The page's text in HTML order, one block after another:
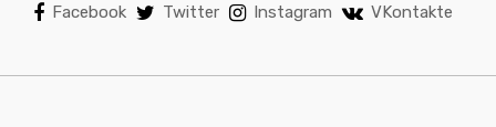
Facebook Twitter Instagram VKontakte